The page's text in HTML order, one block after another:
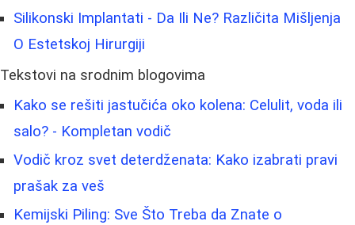
Silikonski Implantati - Da Ili Ne? Različita Mišljenja
O Estetskoj Hirurgiji
Tekstovi na srodnim blogovima
Kako se rešiti jastučića oko kolena: Celulit, voda ili
salo? - Kompletan vodič
Vodič kroz svet deterdženata: Kako izabrati pravi
prašak za veš
Kemijski Piling: Sve Što Treba da Znate o